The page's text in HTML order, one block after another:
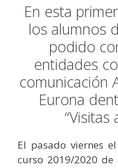
En esta
los alumnos
podido
entidades
comunicación
Eurona
“Visitas
El pasado viernes
curso 2019/2020 de